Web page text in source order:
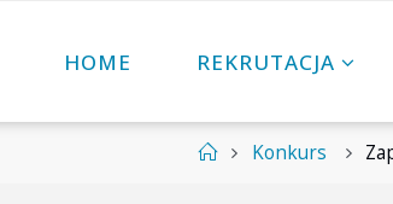
HOME REKRUTACJA
StronaKonkurs